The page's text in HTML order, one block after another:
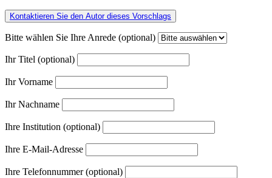
Kontaktieren Sie den Autor dieses Vorschlags
Bitte wählen Sie Ihre Anrede (optional)
Ihr Titel (optional)
Ihr Vorname
Ihr Nachname
Ihre Institution (optional)
Ihre E-Mail-Adresse
Ihre Telefonnummer (optional)